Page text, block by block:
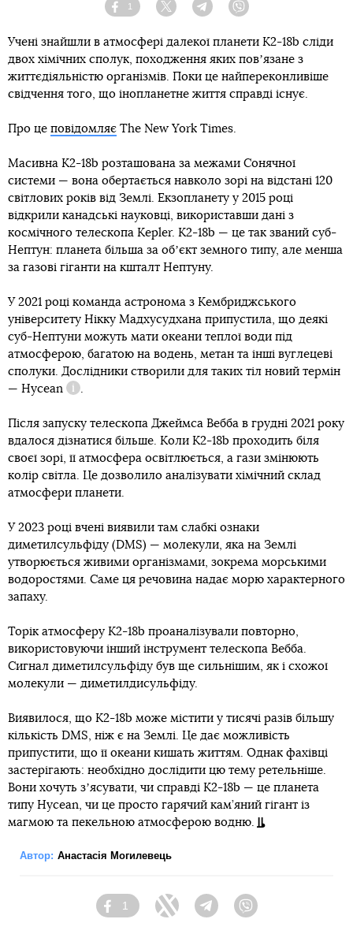
Facebook
1
Twitter TelegramViber
Учені знайшли в атмосфері далекої планети K2-18b сліди
двох хімічних сполук, походження яких повʼязане з
життєдіяльністю організмів. Поки це найпереконливіше
свідчення того, що інопланетне життя справді існує.
Про це повідомляє The New York Times.
Масивна K2-18b розташована за межами Сонячної
системи — вона обертається навколо зорі на відстані 120
світлових років від Землі. Екзопланету у 2015 році
відкрили канадські науковці, використавши дані з
космічного телескопа Kepler. K2-18b — це так званий суб-
Нептун: планета більша за обʼєкт земного типу, але менша
за газові гіганти на кшталт Нептуну.
У 2021 році команда астронома з Кембриджського
університету Нікку Мадхусудхана припустила, що деякі
суб-Нептуни можуть мати океани теплої води під
атмосферою, багатою на водень, метан та інші вуглецеві
сполуки. Дослідники створили для таких тіл новий термін
— Hycean
Довідка
Після запуску телескопа Джеймса Вебба в грудні 2021 року
вдалося дізнатися більше. Коли K2-18b проходить біля
своєї зорі, її атмосфера освітлюється, а гази змінюють
колір світла. Це дозволило аналізувати хімічний склад
атмосфери планети.
У 2023 році вчені виявили там слабкі ознаки
диметилсульфіду (DMS) — молекули, яка на Землі
утворюється живими організмами, зокрема морськими
водоростями. Саме ця речовина надає морю характерного
запаху.
Торік атмосферу K2-18b проаналізували повторно,
використовуючи інший інструмент телескопа Вебба.
Сигнал диметилсульфіду був ще сильнішим, як і схожої
молекули — диметилдисульфіду.
Виявилося, що K2-18b може містити у тисячі разів більшу
кількість DMS, ніж є на Землі. Це дає можливість
припустити, що її океани кишать життям. Однак фахівці
застерігають: необхідно дослідити цю тему ретельніше.
Вони хочуть зʼясувати, чи справді K2-18b — це планета
типу Hycean, чи це просто гарячий кам’яний гігант із
магмою та пекельною атмосферою водню.
Автор: Анастасія Могилевець
Facebook
1
Twitter TelegramViber